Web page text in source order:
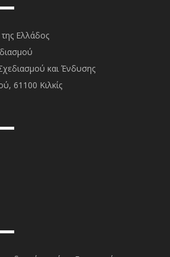
Ελλάδος
και Ένδυσης
61100 Κιλκίς